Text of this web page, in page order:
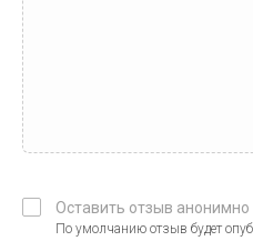
Оставить отзыв анонимно
По умолчанию отзыв будет